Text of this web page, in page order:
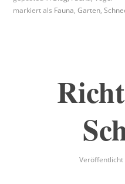
markiert als Fauna,Garten,
Veröffentlicht